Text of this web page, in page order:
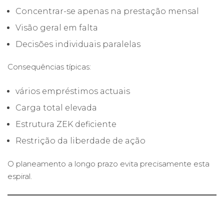
Concentrar-se apenas na prestação mensal
Visão geral em falta
Decisões individuais paralelas
Consequências típicas:
vários empréstimos actuais
Carga total elevada
Estrutura ZEK deficiente
Restrição da liberdade de ação
O planeamento a longo prazo evita precisamente esta
espiral.